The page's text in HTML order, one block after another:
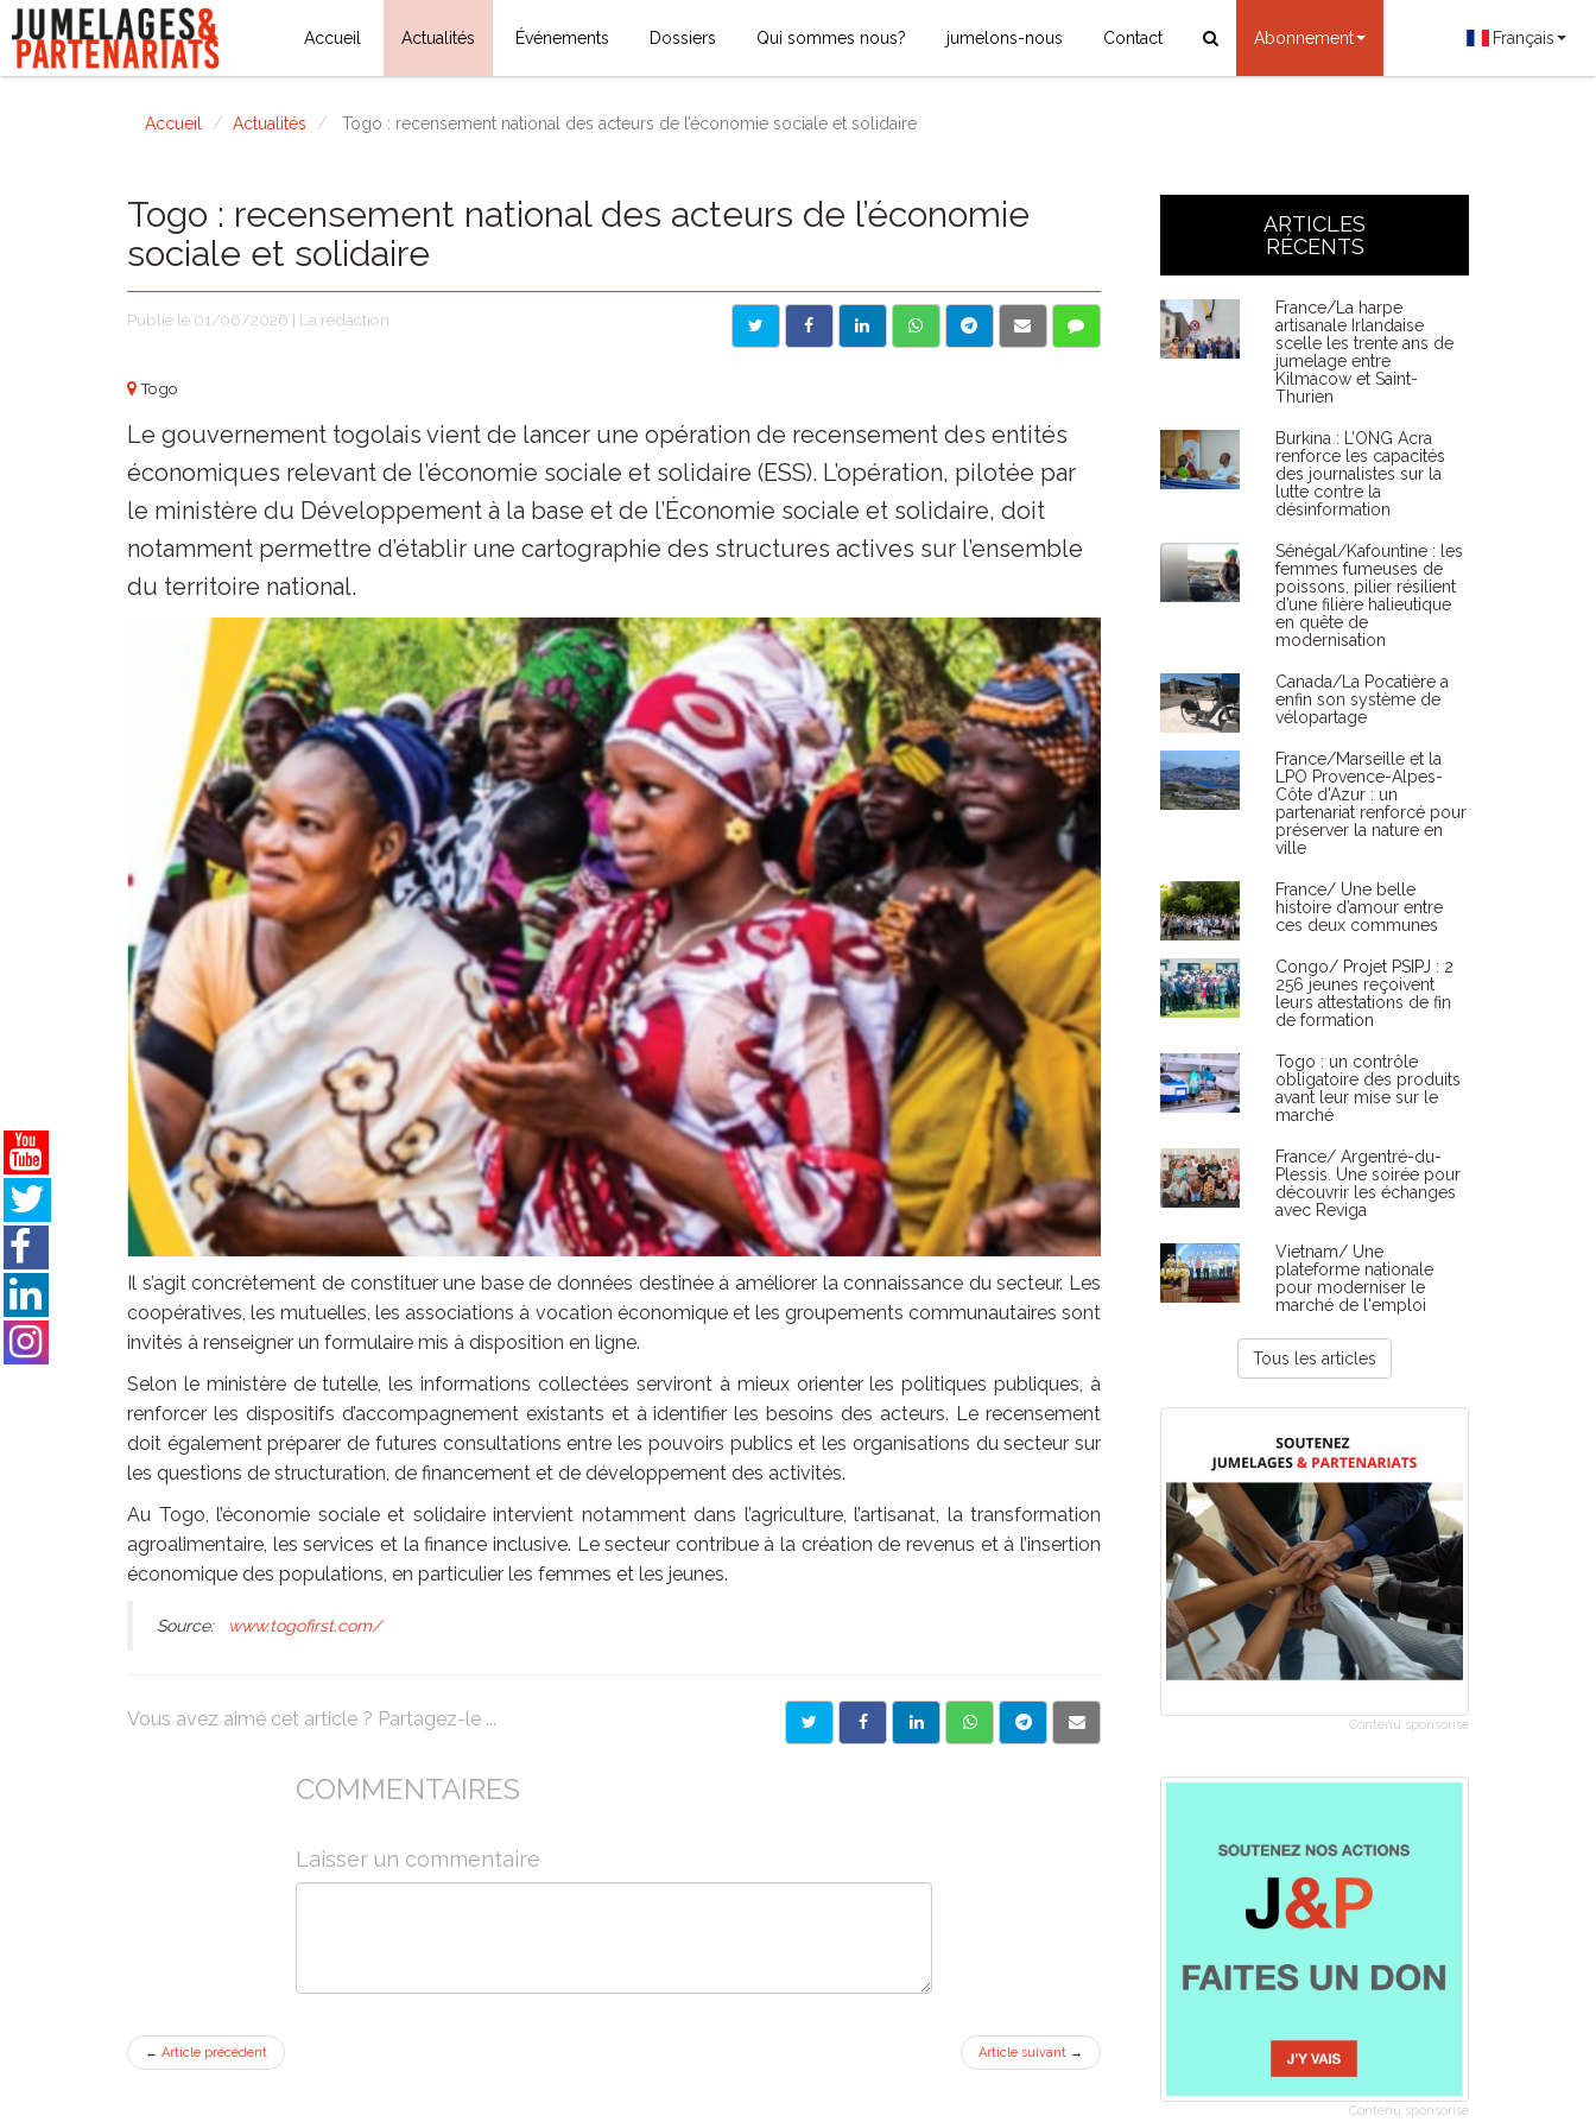
Accueil Actualités Événements Dossiers Qui sommes nous? jumelons-nous Contact Abonnement Français
Accueil Actualités Togo : recensement national des acteurs de l’économie sociale et solidaire
Togo : recensement national des acteurs de l’économie
sociale et solidaire
Publié le 01/06/2026 | La rédaction
Togo
Le gouvernement togolais vient de lancer une opération de recensement des entités
économiques relevant de l’économie sociale et solidaire (ESS). L’opération, pilotée par
le ministère du Développement à la base et de l’Économie sociale et solidaire, doit
notamment permettre d’établir une cartographie des structures actives sur l’ensemble
du territoire national.
Il s’agit concrètement de constituer une base de données destinée à améliorer la connaissance du secteur. Les
coopératives, les mutuelles, les associations à vocation économique et les groupements communautaires sont
invités à renseigner un formulaire mis à disposition en ligne.
Selon le ministère de tutelle, les informations collectées serviront à mieux orienter les politiques publiques, à
renforcer les dispositifs d’accompagnement existants et à identifier les besoins des acteurs. Le recensement
doit également préparer de futures consultations entre les pouvoirs publics et les organisations du secteur sur
les questions de structuration, de financement et de développement des activités.
Au Togo, l’économie sociale et solidaire intervient notamment dans l’agriculture, l’artisanat, la transformation
agroalimentaire, les services et la finance inclusive. Le secteur contribue à la création de revenus et à l’insertion
économique des populations, en particulier les femmes et les jeunes.
Source: www.togofirst.com/
Vous avez aimé cet article ? Partagez-le ...
COMMENTAIRES
Laisser un commentaire
← Article précédent Article suivant →
ARTICLES
RÉCENTS
France/La harpe
artisanale Irlandaise
scelle les trente ans de
jumelage entre
Kilmacow et Saint-
Thurien
Burkina : L’ONG Acra
renforce les capacités
des journalistes sur la
lutte contre la
désinformation
Sénégal/Kafountine : les
femmes fumeuses de
poissons, pilier résilient
d’une filière halieutique
en quête de
modernisation
Canada/La Pocatière a
enfin son système de
vélopartage
France/Marseille et la
LPO Provence-Alpes-
Côte d'Azur : un
partenariat renforcé pour
préserver la nature en
ville
France/ Une belle
histoire d’amour entre
ces deux communes
Congo/ Projet PSIPJ : 2
256 jeunes reçoivent
leurs attestations de fin
de formation
Togo : un contrôle
obligatoire des produits
avant leur mise sur le
marché
France/ Argentré-du-
Plessis. Une soirée pour
découvrir les échanges
avec Reviga
Vietnam/ Une
plateforme nationale
pour moderniser le
marché de l'emploi
Tous les articles
Contenu sponsorisé
Contenu sponsorisé